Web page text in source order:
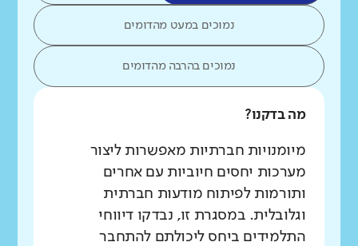
נמוכים במעט מהדומים
נמוכים בהרבה מהדומים
מה בדקנו?
מיומנויות חברתיות מאפשרות ליצור
מערכות יחסים חיוביות עם אחרים
ותורמות לפיתוח מודעות חברתית
וגלובלית. במסגרת זו, נבדקו דיווחי
התלמידים ביחס ליכולתם להתחבר